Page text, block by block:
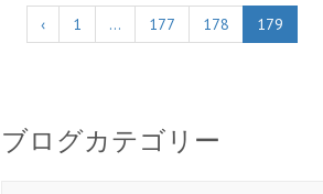
‹ 1 … 177 178 179
ブログカテゴリー